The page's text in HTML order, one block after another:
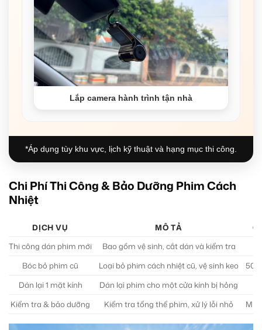
Lắp camera hành trình tận nhà
*Áp dụng tùy khu vực, lịch kỹ thuật và hạng mục thi công.
Chi Phí Thi Công & Bảo Dưỡng Phim Cách
Nhiệt
DỊCH VỤ MÔ TẢ
Thi công dán phim mới
Bao gồm vệ sinh, cắt dán và kiểm tra
Bóc bỏ phim cũ
Loại bỏ phim cách nhiệt cũ, vệ sinh keo
Dán lại 1 mặt kính
Dán lại phim cho một cửa kính bị hỏng
Kiểm tra & bảo dưỡng
Kiểm tra tổng thể phim, xử lý lỗi nhỏ